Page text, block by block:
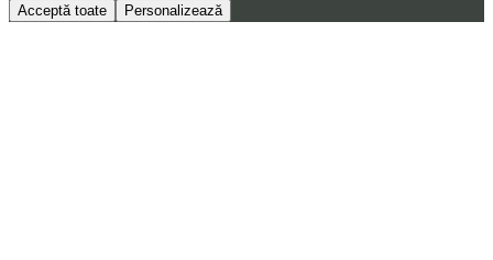
Acceptă toate Personalizează